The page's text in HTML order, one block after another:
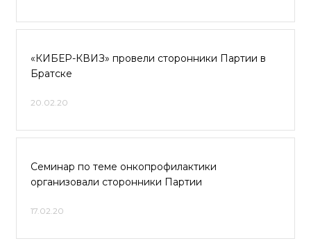
«КИБЕР-КВИЗ» провели сторонники Партии в
Братске
20.02.20
Семинар по теме онкопрофилактики
организовали сторонники Партии
17.02.20